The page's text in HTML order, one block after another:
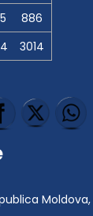
886
3014